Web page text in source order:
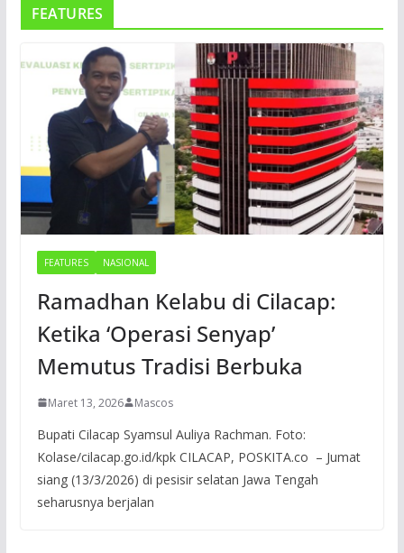
FEATURES
FEATURES NASIONAL
Ramadhan Kelabu di Cilacap:
Ketika ‘Operasi Senyap’
Memutus Tradisi Berbuka
Maret 13, 2026 Mascos
Bupati Cilacap Syamsul Auliya Rachman. Foto:
Kolase/cilacap.go.id/kpk CILACAP, POSKITA.co – Jumat
siang (13/3/2026) di pesisir selatan Jawa Tengah
seharusnya berjalan